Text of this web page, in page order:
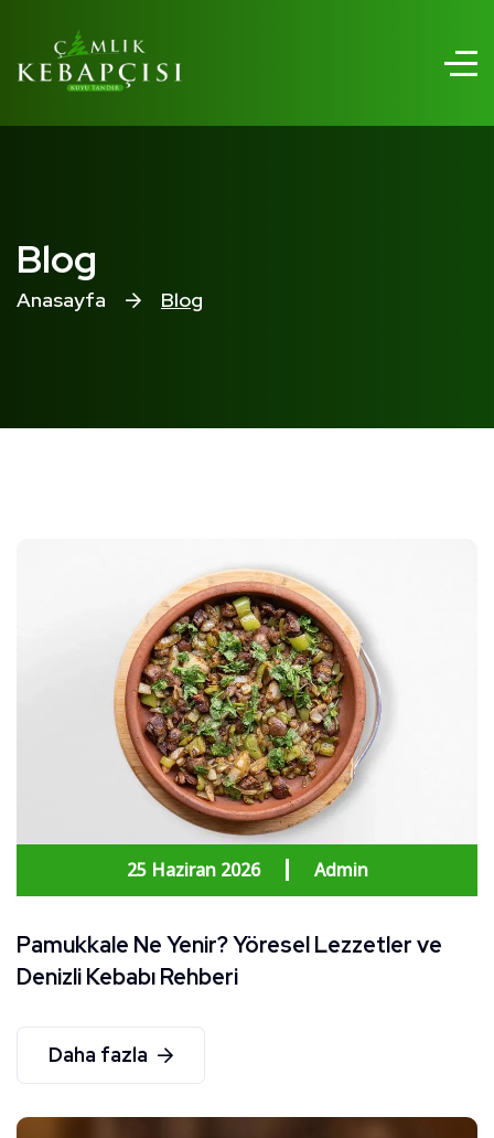
Blog
Anasayfa Blog
25 Haziran 2026 Admin
Pamukkale Ne Yenir? Yöresel Lezzetler ve
Denizli Kebabı Rehberi
Daha fazla